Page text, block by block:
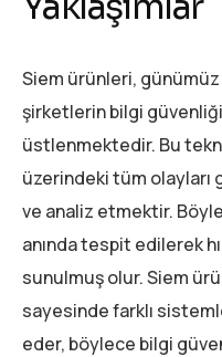
Siem ürünleri,
şirketlerin bilgi
üstlenmektedir. Bu
üzerindeki tüm olayları
ve analiz etmektir.
anında tespit edilerek
sunulmuş olur. Siem
sayesinde farklı
eder, böylece bilgi